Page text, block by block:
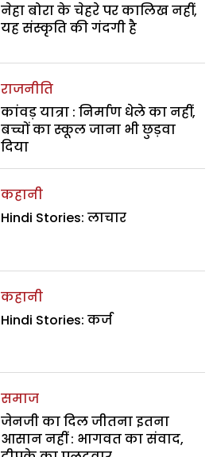
नेहा बोरा के चेहरे पर कालिख नहीं,
यह संस्कृति की गंदगी है
राजनीति
कांवड़ यात्रा : निर्माण धेले का नहीं,
बच्चों का स्कूल जाना भी छुड़वा
दिया
कहानी
Hindi Stories: लाचार
कहानी
Hindi Stories: कर्ज
समाज
जेनजी का दिल जीतना इतना
आसान नहीं : भागवत का संवाद,